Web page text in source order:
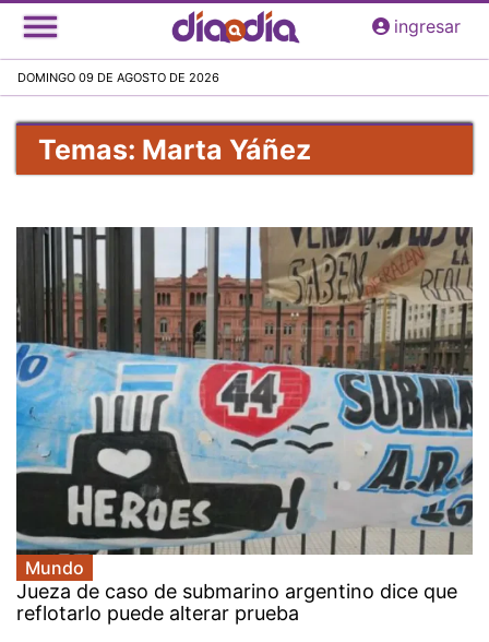
Pasar
al
principal
ingresar
DOMINGO 09 DE AGOSTO DE 2026
Temas: Marta Yáñez
Mundo
Jueza de caso de submarino argentino dice que
reflotarlo puede alterar prueba